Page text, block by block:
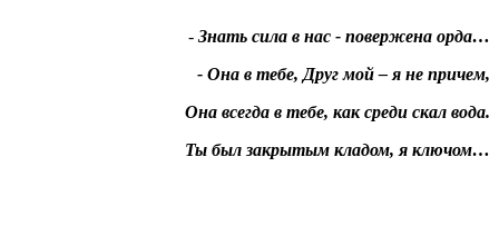
- Знать сила в нас - повержена орда…
- Она в тебе, Друг мой – я не причем,
Она всегда в тебе, как среди скал вода.
Ты был закрытым кладом, я ключом…